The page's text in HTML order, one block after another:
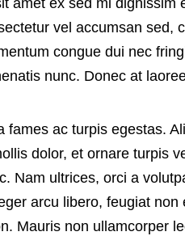
amet ex sed mi dignissim
vel accumsan sed,
congue dui nec
nunc. Donec at
ac turpis egestas.
dolor, et ornare turpis
Nam ultrices, orci a
arcu libero, feugiat non
Mauris non ullamcorper